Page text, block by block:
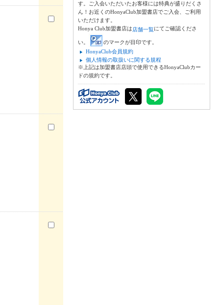
す。ご入会いただいたお客様には特典が盛りだくさ
ん！お近くのHonyaClub加盟書店でご入会、ご利用
いただけます。
Honya Club加盟書店は店舗一覧にてご確認くださ
い。
のマークが目印です。
HonyaClub会員規約
個人情報の取扱いに関する規程
※上記は加盟書店店頭で使用できるHonyaClubカー
ドの規約です。